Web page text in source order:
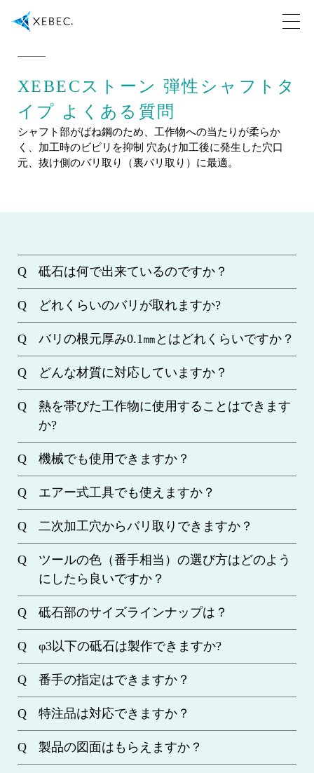
XEBECストーン 弾性シャフトタ
イプ よくある質問
シャフト部がばね鋼のため、工作物への当たりが柔らか
く、加工時のビビリを抑制 穴あけ加工後に発生した穴口
元、抜け側のバリ取り（裏バリ取り）に最適。
砥石は何で出来ているのですか？
どれくらいのバリが取れますか?
バリの根元厚み0.1㎜とはどれくらいですか？
どんな材質に対応していますか？
熱を帯びた工作物に使用することはできます
か?
機械でも使用できますか？
エアー式工具でも使えますか？
二次加工穴からバリ取りできますか？
ツールの色（番手相当）の選び方はどのよう
にしたら良いですか？
砥石部のサイズラインナップは？
φ3以下の砥石は製作できますか?
番手の指定はできますか？
特注品は対応できますか？
製品の図面はもらえますか？